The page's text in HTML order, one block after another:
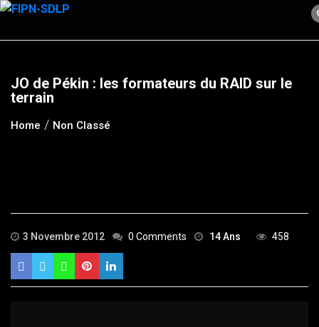
Skip
content
JO de Pékin : les formateurs du RAID sur le
terrain
Home Non Classé
3 Novembre 2012 0 Comments 14 Ans 458